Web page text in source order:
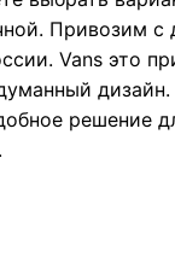
Привозим с
Vans это
решение